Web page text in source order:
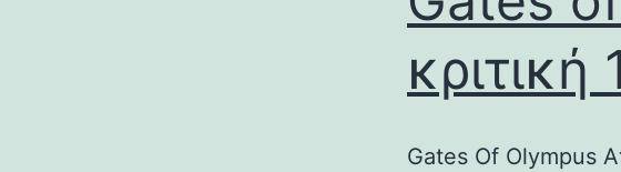
κριτική
Gates Of Olympus